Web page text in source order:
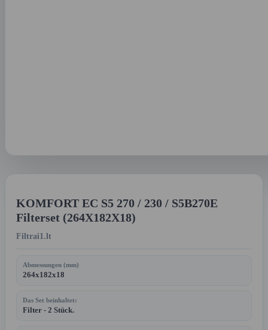
KOMFORT EC S5 270 / 230 / S5B270E
Filterset (264X182X18)
Filtrai1.lt
Abmessungen (mm)
264x182x18
Das Set beinhaltet:
Filter - 2 Stück.